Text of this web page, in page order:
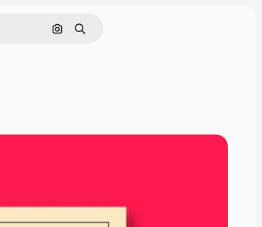
Pesquisar por imagem
Buscar